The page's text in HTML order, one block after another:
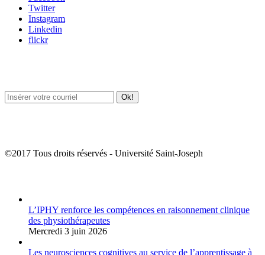
Twitter
Instagram
Linkedin
flickr
©2017 Tous droits réservés - Université Saint-Joseph
L’IPHY renforce les compétences en raisonnement clinique
des physiothérapeutes
Mercredi 3 juin 2026
Les neurosciences cognitives au service de l’apprentissage à